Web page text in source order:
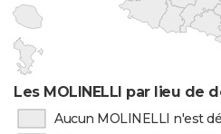
Les MOLINELLI par lieu de
Aucun MOLINELLI n'est